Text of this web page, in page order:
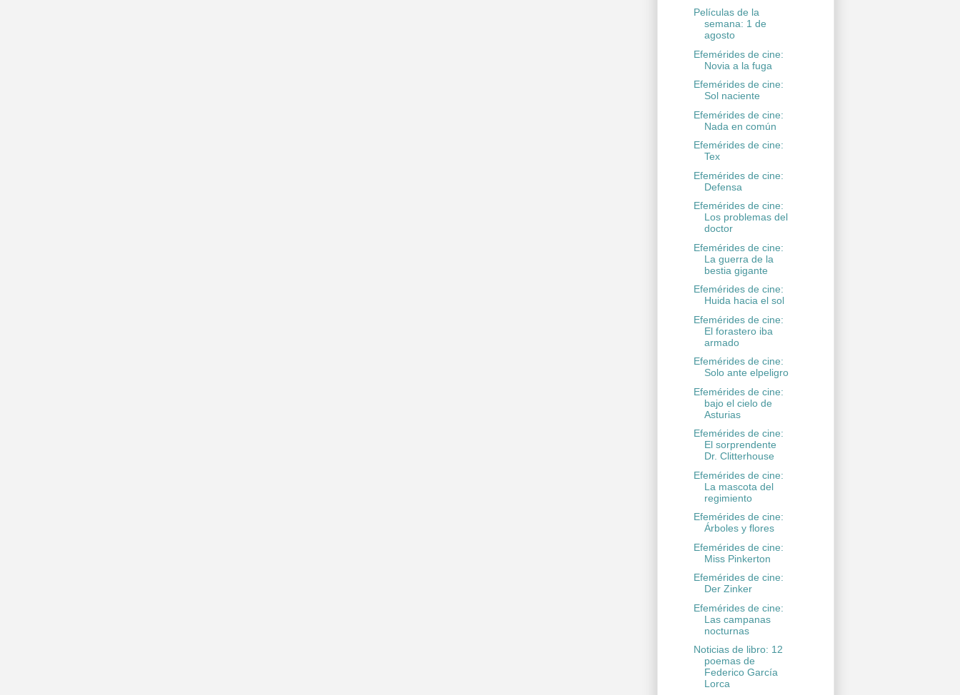
Películas de la
semana: 1 de
agosto
Efemérides de cine:
Novia a la fuga
Efemérides de cine:
Sol naciente
Efemérides de cine:
Nada en común
Efemérides de cine:
Tex
Efemérides de cine:
Defensa
Efemérides de cine:
Los problemas del
doctor
Efemérides de cine:
La guerra de la
bestia gigante
Efemérides de cine:
Huida hacia el sol
Efemérides de cine:
El forastero iba
armado
Efemérides de cine:
Solo ante elpeligro
Efemérides de cine:
bajo el cielo de
Asturias
Efemérides de cine:
El sorprendente
Dr. Clitterhouse
Efemérides de cine:
La mascota del
regimiento
Efemérides de cine:
Árboles y flores
Efemérides de cine:
Miss Pinkerton
Efemérides de cine:
Der Zinker
Efemérides de cine:
Las campanas
nocturnas
Noticias de libro: 12
poemas de
Federico García
Lorca